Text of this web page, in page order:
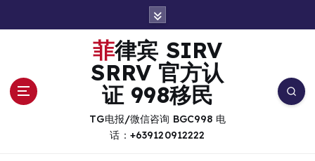
菲律宾 SIRV
SRRV 官方认
证 998移民
TG电报/微信咨询 BGC998 电
话：+639120912222